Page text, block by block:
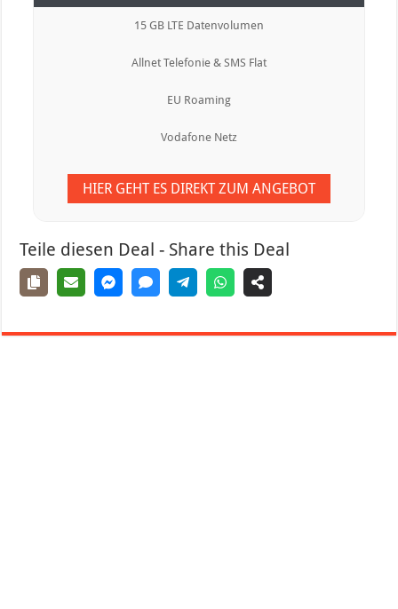
15 GB LTE Datenvolumen
Allnet Telefonie & SMS Flat
EU Roaming
Vodafone Netz
HIER GEHT ES DIREKT ZUM ANGEBOT
Teile diesen Deal - Share this Deal